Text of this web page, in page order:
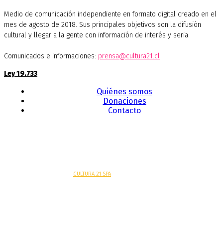
Medio de comunicación independiente en formato digital creado en el
mes de agosto de 2018. Sus principales objetivos son la difusión
cultural y llegar a la gente con información de interés y seria.
Comunicados e informaciones: prensa@cultura21.cl
Ley 19.733
Quiénes somos
Donaciones
Contacto
CULTURA 21 SPA